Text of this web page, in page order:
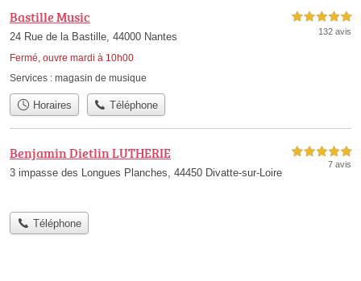
Bastille Music
24 Rue de la Bastille, 44000 Nantes
Fermé, ouvre mardi à 10h00
5,0 étoiles sur 5
132 avis
Services : magasin de musique
Horaires Téléphone
Benjamin Dietlin LUTHERIE
3 impasse des Longues Planches, 44450 Divatte-sur-Loire
5,0 étoiles sur 5
7 avis
Téléphone